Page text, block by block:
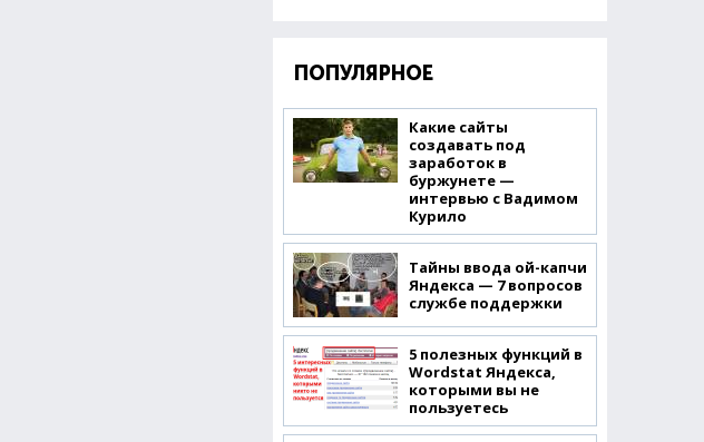
ПОПУЛЯРНОЕ
Какие сайты
создавать под
заработок в
буржунете —
интервью с Вадимом
Курило
Тайны ввода ой-капчи
Яндекса — 7 вопросов
службе поддержки
5 полезных функций в
Wordstat Яндекса,
которыми вы не
пользуетесь